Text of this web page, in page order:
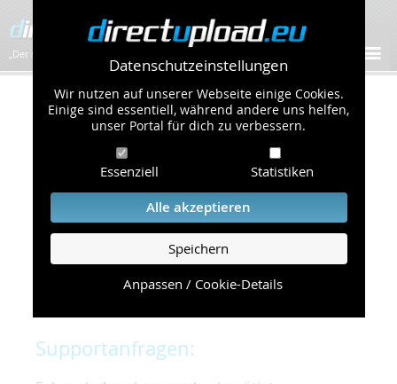
Datenschutzeinstellungen
Wir nutzen auf unserer Webseite einige Cookies.
Einige sind essentiell, während andere uns helfen,
unser Portal für dich zu verbessern.
Essenziell Statistiken
Alle akzeptieren
Speichern
Anpassen / Cookie-Details
„Der schnellste Bilder-Hoster im Web!”
Kontakt & Support
Um eine schnelle und unkomplizierte
Bearbeitung Ihres Problems zu gewährleisten,
bitten wir Sie,
folgende Punkte zu beachten und einzuhalten.
Die schnellste Hilfe finden Sie auf unserer
Seite, die die häufig gestellten Fragen
Supportanfragen: